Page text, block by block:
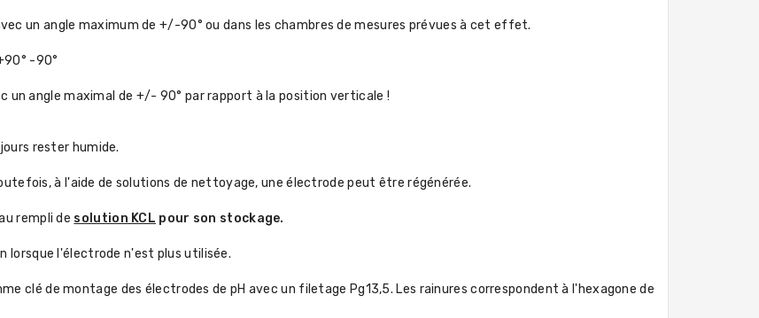
un angle maximum de +/-90° ou dans les chambres de mesures prévues à cet effet.
-90°
un angle maximal de +/- 90° par rapport à la position verticale !
rester humide.
à l'aide de solutions de nettoyage, une électrode peut être régénérée.
rempli de solution KCL pour son stockage.
lorsque l'électrode n'est plus utilisée.
clé de montage des électrodes de pH avec un filetage Pg13,5. Les rainures correspondent à l'hexagone de